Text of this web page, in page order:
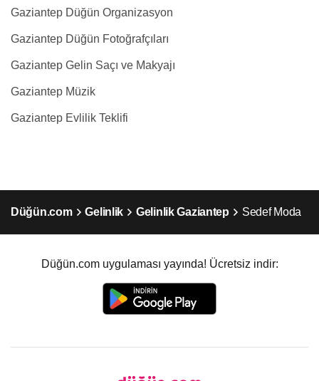
Gaziantep Düğün Organizasyon
Gaziantep Düğün Fotoğrafçıları
Gaziantep Gelin Saçı ve Makyajı
Gaziantep Müzik
Gaziantep Evlilik Teklifi
Düğün.com Gelinlik Gelinlik Gaziantep Sedef Moda
Düğün.com uygulaması yayında! Ücretsiz indir: